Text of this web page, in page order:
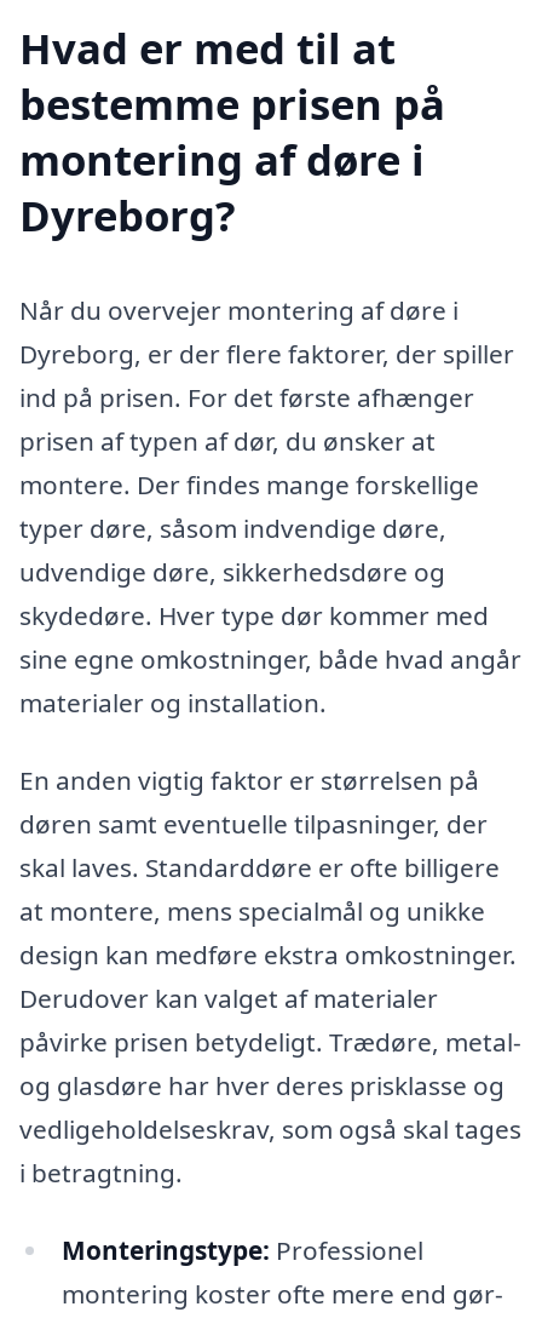
Hvad er med til at
bestemme prisen på
montering af døre i
Dyreborg?
Når du overvejer montering af døre i
Dyreborg, er der flere faktorer, der spiller
ind på prisen. For det første afhænger
prisen af typen af dør, du ønsker at
montere. Der findes mange forskellige
typer døre, såsom indvendige døre,
udvendige døre, sikkerhedsdøre og
skydedøre. Hver type dør kommer med
sine egne omkostninger, både hvad angår
materialer og installation.
En anden vigtig faktor er størrelsen på
døren samt eventuelle tilpasninger, der
skal laves. Standarddøre er ofte billigere
at montere, mens specialmål og unikke
design kan medføre ekstra omkostninger.
Derudover kan valget af materialer
påvirke prisen betydeligt. Trædøre, metal-
og glasdøre har hver deres prisklasse og
vedligeholdelseskrav, som også skal tages
i betragtning.
Monteringstype: Professionel
montering koster ofte mere end gør-